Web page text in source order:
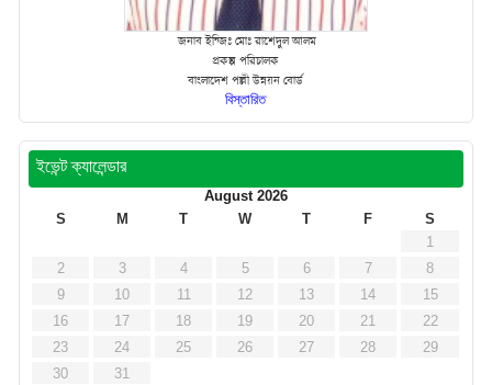
জনাব ইন্জিঃ মোঃ রাশেদুল আলম
প্রকল্প পরিচালক
বাংলাদেশ পল্লী উন্নয়ন বোর্ড
বিস্তারিত
ইভেন্ট ক্যালেন্ডার
August 2026
S
M T W T F
S
1
2
3 4 5 6 7
8
9
10 11 12 13 14
15
16
17 18 19 20 21
22
23
24 25 26 27 28
29
30
31